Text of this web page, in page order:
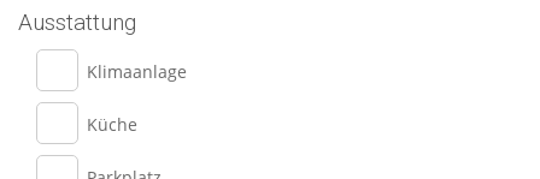
Ausstattung
Klimaanlage
Küche